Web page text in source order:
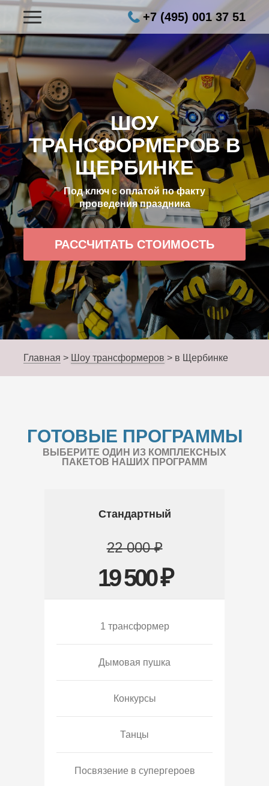
+7 (495) 001 37 51
ШОУ
ТРАНСФОРМЕРОВ В
ЩЕРБИНКЕ
Под ключ с оплатой по факту
проведения праздника
РАССЧИТАТЬ СТОИМОСТЬ
Главная > Шоу трансформеров > в Щербинке
ГОТОВЫЕ ПРОГРАММЫ
ВЫБЕРИТЕ ОДИН ИЗ КОМПЛЕКСНЫХ
ПАКЕТОВ НАШИХ ПРОГРАММ
Стандартный
22 000 ₽
19 500 ₽
1 трансформер
Дымовая пушка
Конкурсы
Танцы
Посвязение в супергероев